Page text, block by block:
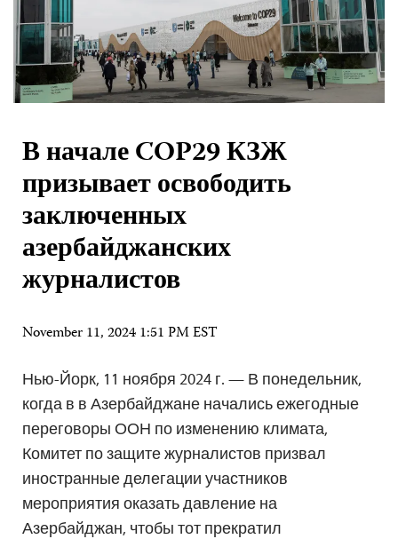
В начале COP29 КЗЖ
призывает освободить
заключенных
азербайджанских
журналистов
November 11, 2024 1:51 PM EST
Нью-Йорк, 11 ноября 2024 г. — В понедельник,
когда в в Азербайджане начались ежегодные
переговоры ООН по изменению климата,
Комитет по защите журналистов призвал
иностранные делегации участников
мероприятия оказать давление на
Азербайджан, чтобы тот прекратил